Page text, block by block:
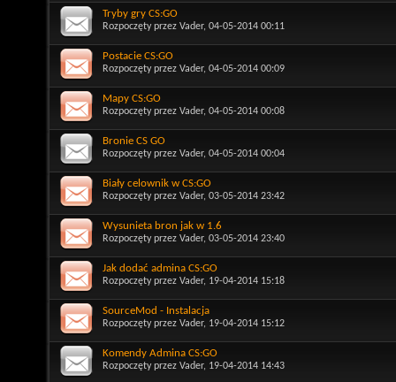
Tryby gry CS:GO
Rozpoczęty przez Vader, 04-05-2014 00:11
Postacie CS:GO
Rozpoczęty przez Vader, 04-05-2014 00:09
Mapy CS:GO
Rozpoczęty przez Vader, 04-05-2014 00:08
Bronie CS GO
Rozpoczęty przez Vader, 04-05-2014 00:04
Biały celownik w CS:GO
Rozpoczęty przez Vader, 03-05-2014 23:42
Wysunieta bron jak w 1.6
Rozpoczęty przez Vader, 03-05-2014 23:40
Jak dodać admina CS:GO
Rozpoczęty przez Vader, 19-04-2014 15:18
SourceMod - Instalacja
Rozpoczęty przez Vader, 19-04-2014 15:12
Komendy Admina CS:GO
Rozpoczęty przez Vader, 19-04-2014 14:43